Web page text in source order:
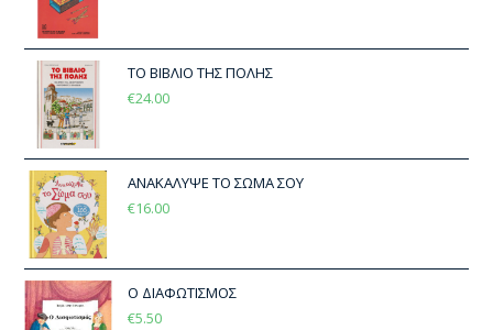
ΤΟ ΒΙΒΛΙΟ ΤΗΣ ΠΟΛΗΣ
€24.00
ΑΝΑΚΑΛΥΨΕ ΤΟ ΣΩΜΑ ΣΟΥ
€16.00
Ο ΔΙΑΦΩΤΙΣΜΟΣ
€5.50